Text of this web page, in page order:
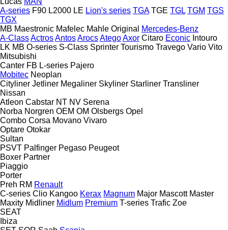
A-series F90 L2000 LE Lion's series TGA TGE TGL TGM TGS
TGX
MB Maestronic Mafelec Mahle Original
Mercedes-Benz
A-ClassActrosAntosArocsAtegoAxor Citaro Econic Intouro
LK MB O-series S-Class Sprinter Tourismo Travego Vario Vito
Mitsubishi
Canter FB L-series Pajero
Mobitec Neoplan
Cityliner Jetliner Megaliner Skyliner Starliner Transliner
Nissan
Atleon Cabstar NT NV Serena
Norba Norgren OEM OM Olsbergs Opel
Combo Corsa Movano Vivaro
Optare Otokar
Sultan
PSVT Palfinger Pegaso Peugeot
Boxer Partner
Piaggio
Porter
Preh RM Renault
C-series Clio Kangoo Kerax Magnum Major Mascott Master
Maxity Midliner Midlum Premium T-series Trafic Zoe
SEAT
Ibiza